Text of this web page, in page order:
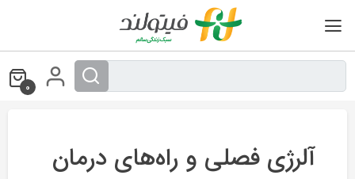
0
آلرژی فصلی و راه‌های درمان